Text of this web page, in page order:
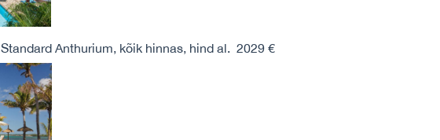
Standard Anthurium, kõik hinnas, hind al. 2029 €